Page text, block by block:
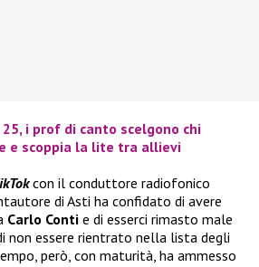
i prof di canto scelgono chi
e scoppia la lite tra allievi
con il conduttore radiofonico
di Asti ha confidato di avere
Carlo Conti e di esserci rimasto male
non essere rientrato nella lista degli
però, con maturità, ha ammesso